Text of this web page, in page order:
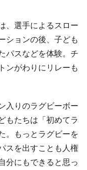
、選手によるスロー
ションの後、子ども
パスなどを体験。チ
ンがわりにリレーも
入りのラグビーボー
もたちは「初めてラ
。もっとラグビーを
スを出すことも人権
分にもできると思っ